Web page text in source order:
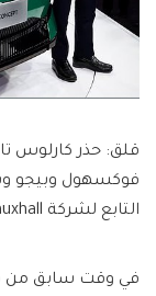
التابع لشركة Vauxhall في شيشاير معرض للتهديد